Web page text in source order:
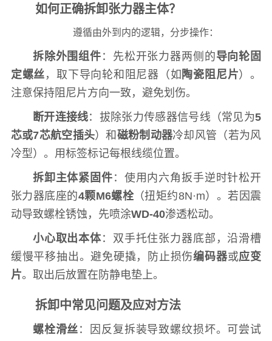
如何正确拆卸张力器主体？
遵循由外到内的逻辑，分步操作：
拆除外围组件 ：先松开张力器两侧的导向轮固
定螺丝 ，取下导向轮和阻尼器（如 陶瓷阻尼片）。
注意保持阻尼片方向一致，避免划伤。
断开连接线：拔除张力传感器信号线（常见为5
芯或7芯航空插头）和 磁粉制动器冷却风管（若为风
冷型）。用标签标记每根线缆位置。
拆卸主体紧固件 ：使用内六角扳手逆时针松开
张力器底座的4颗M6螺栓（扭矩约8N·m）。若因震
动导致螺栓锈蚀，先喷涂WD-40渗透松动。
小心取出本体：双手托住张力器底部，沿滑槽
缓慢平移抽出。避免硬撬，防止损伤编码器或应变
片。取出后放置在防静电垫上。
拆卸中常见问题及应对方法
螺栓滑丝 ：因反复拆装导致螺纹损坏。可尝试